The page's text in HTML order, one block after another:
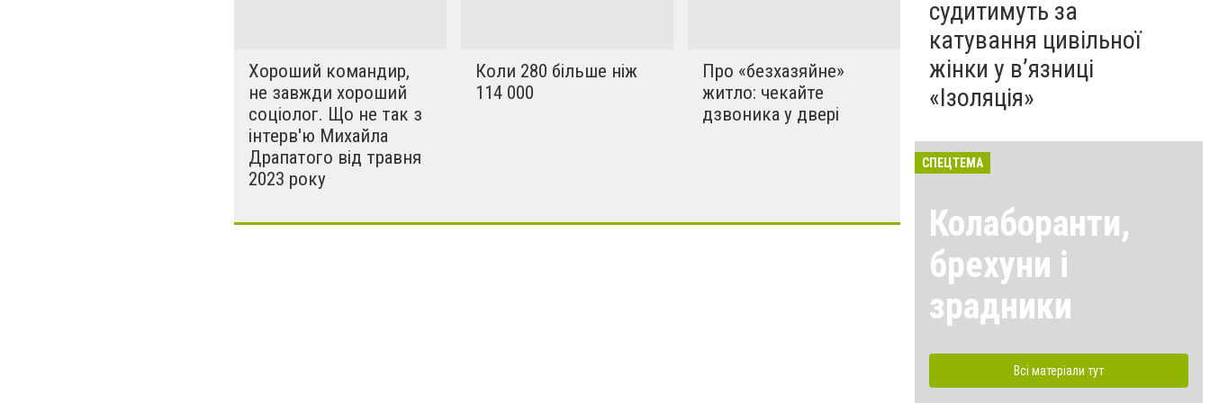
Хороший командир,
не завжди хороший
соціолог. Що не так з
інтерв'ю Михайла
Драпатого від травня
2023 року
Коли 280 більше ніж
114 000
Про «безхазяйне»
житло: чекайте
дзвоника у двері
судитимуть за
катування цивільної
жінки у в’язниці
«Ізоляція»
СПЕЦТЕМА
Колаборанти,
брехуни і
зрадники
Всі матеріали тут